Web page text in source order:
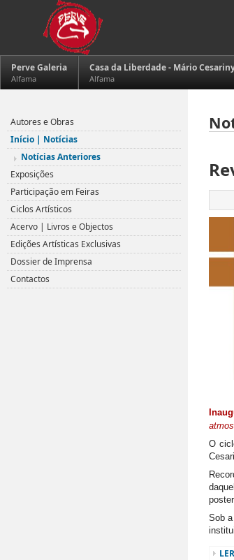
Perve Galeria
Alfama
Casa da Liberdade - Mário
Alfama
O
Sob
Autores e Obras
Início | Notícias
Notícias Anteriores
Exposições
Participação em Feiras
Ciclos Artísticos
Acervo | Livros e Objectos
Edições Artísticas Exclusivas
Dossier de Imprensa
Contactos